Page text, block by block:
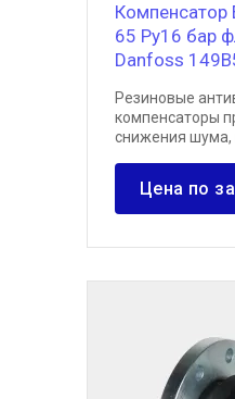
Компенсатор
65 Ру16 бар
Danfoss
Резиновые
компенсаторы
снижения шума,
Цена по